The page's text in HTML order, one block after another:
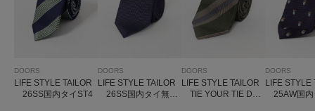
DOORS
LIFE STYLE TAILOR
26SS国内タイST4
DOORS
LIFE STYLE TAILOR
26SS国内タイ無地
DOORS
LIFE STYLE TAILOR
TIE YOUR TIE DE
DOORS
LIFE STYLE
25AW国内